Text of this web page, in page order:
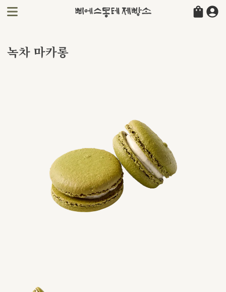
녹차 마카롱
녹차 마카롱